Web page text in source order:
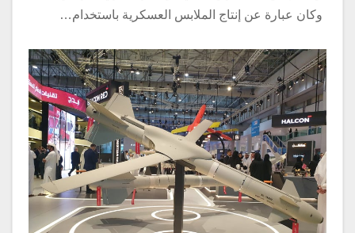
وكان عبارة عن إنتاج الملابس العسكرية باستخدام…